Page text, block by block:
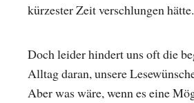
kürzester Zeit verschlungen hätte.
Doch leider hindert uns oft die
Alltag daran, unsere
Aber was wäre, wenn es eine